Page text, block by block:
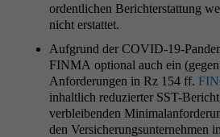
ordentlichen Berichter­stat­tung
nicht erstattet.
Auf­grund der COVID-19-
FINMA option­al auch ein
Anforderun­gen in Rz 154 ff.
inhaltlich reduziert­er SST-
verbleiben­den
den Ver­sicherung­sun­ternehmen